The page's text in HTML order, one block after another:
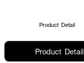
Product Detail
Product Detail